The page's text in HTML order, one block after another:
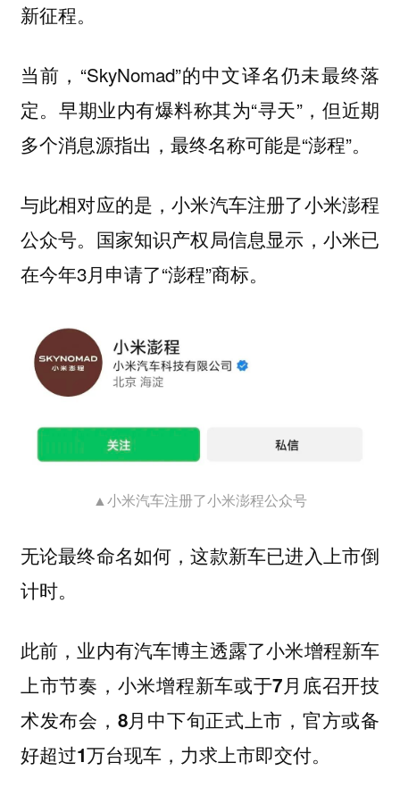
新征程。
当前，“SkyNomad”的中文译名仍未最终落
定。早期业内有爆料称其为“寻天”，但近期
多个消息源指出，最终名称可能是“澎程”。
与此相对应的是，小米汽车注册了小米澎程
公众号。国家知识产权局信息显示，小米已
在今年3月申请了“澎程”商标。
▲小米汽车注册了小米澎程公众号
无论最终命名如何，这款新车已进入上市倒
计时。
此前，业内有汽车博主透露了小米增程新车
上市节奏， 小米增程新车或于7月底召开技
术发布会，8月中下旬正式上市，官方或备
好超过1万台现车，力求上市即交付。